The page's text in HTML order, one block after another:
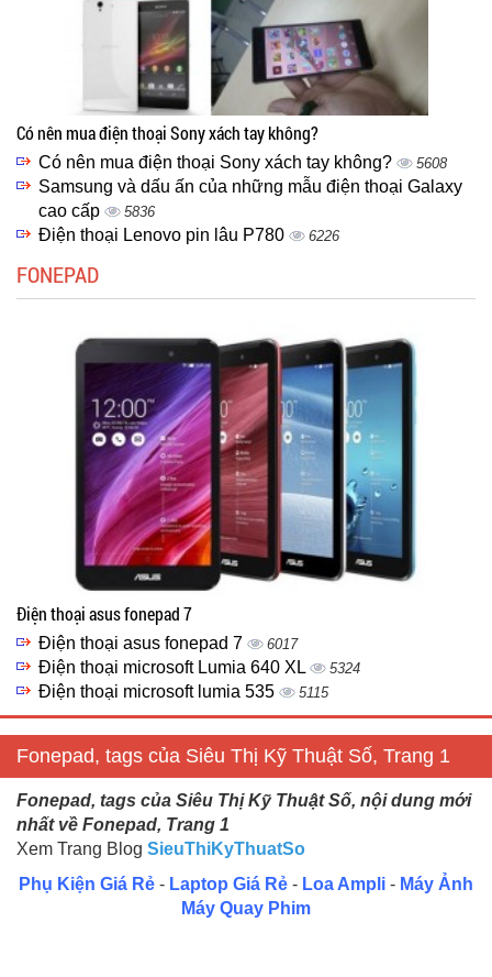
Có nên mua điện thoại Sony xách tay không?
Có nên mua điện thoại Sony xách tay không? 5608
Samsung và dấu ấn của những mẫu điện thoại Galaxy
cao cấp
5836
Điện thoại Lenovo pin lâu P780 6226
FONEPAD
Điện thoại asus fonepad 7
Điện thoại asus fonepad 7 6017
Điện thoại microsoft Lumia 640 XL 5324
Điện thoại microsoft lumia 535 5115
Fonepad, tags của Siêu Thị Kỹ Thuật Số, Trang 1
Fonepad, tags của Siêu Thị Kỹ Thuật Số, nội dung mới
nhất về Fonepad, Trang 1
Xem Trang Blog SieuThiKyThuatSo
Phụ Kiện Giá Rẻ - Laptop Giá Rẻ - Loa Ampli - Máy Ảnh
Máy Quay Phim